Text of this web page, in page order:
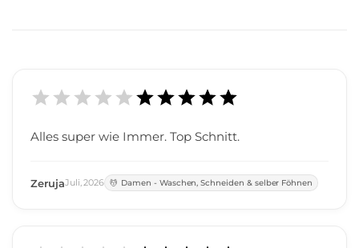
Alles super wie Immer. Top Schnitt.
ZerujaJuli,2026 Damen - Waschen, Schneiden & selber Föhnen